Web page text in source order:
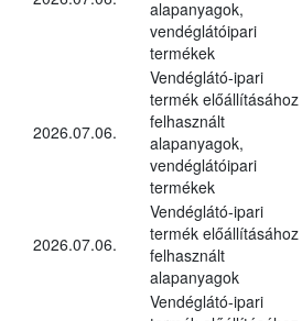
alapanyagok,
vendéglátóipari
termékek
2026.07.06.
Vendéglátó-ipari
termék előállításához
felhasznált
alapanyagok,
vendéglátóipari
termékek
2026.07.06.
Vendéglátó-ipari
termék előállításához
felhasznált
alapanyagok
Vendéglátó-ipari